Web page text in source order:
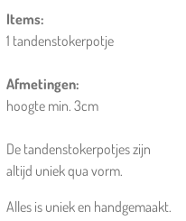
Items:
1 tandenstokerpotje
Afmetingen:
hoogte min. 3cm
De tandenstokerpotjes zijn
altijd uniek qua vorm.
Alles is uniek en handgemaakt.